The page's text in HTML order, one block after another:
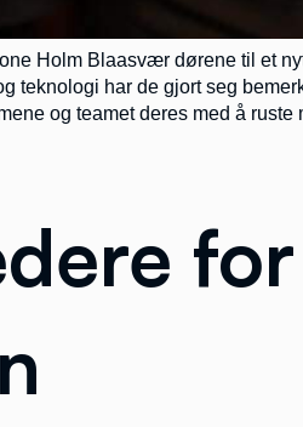
Holm Blaasvær dørene til et
teknologi har de gjort seg
og teamet deres med å
for